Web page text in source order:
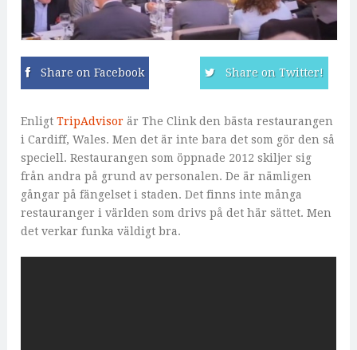
Share on Facebook Share on Twitter!
EnligtTripAdvisor är The Clink den bästa restaurangen
i Cardiff, Wales. Men det är inte bara det som gör den så
speciell. Restaurangen som öppnade 2012 skiljer sig
från andra på grund av personalen. De är nämligen
gångar på fängelset i staden. Det finns inte många
restauranger i världen som drivs på det här sättet. Men
det verkar funka väldigt bra.